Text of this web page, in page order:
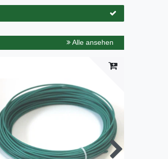
Alle ansehen